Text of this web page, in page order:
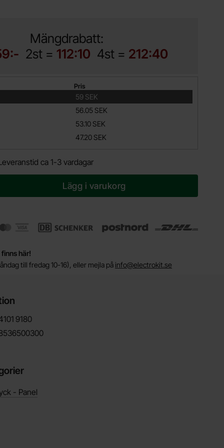
Mängdrabatt:
2st = 112:10 4st = 212:40
Pris
59 SEK
56.05 SEK
53.10 SEK
47.20 SEK
ca 1-3 vardagar
Lägg i varukorg
här!
till fredag 10-16), eller mejla på info@electrokit.se
9180
- Panel